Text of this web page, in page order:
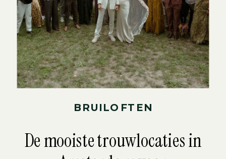
De mooiste trouwlocaties in
BRUILOFTEN